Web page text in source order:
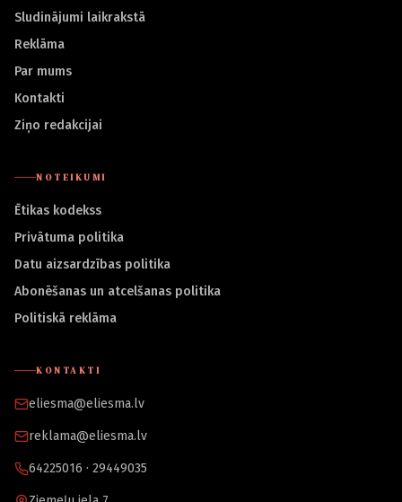
Sludinājumi laikrakstā
Reklāma
Par mums
Kontakti
Ziņo redakcijai
NOTEIKUMI
Ētikas kodekss
Privātuma politika
Datu aizsardzības politika
Abonēšanas un atcelšanas politika
Politiskā reklāma
KONTAKTI
eliesma@eliesma.lv
reklama@eliesma.lv
64225016 · 29449035